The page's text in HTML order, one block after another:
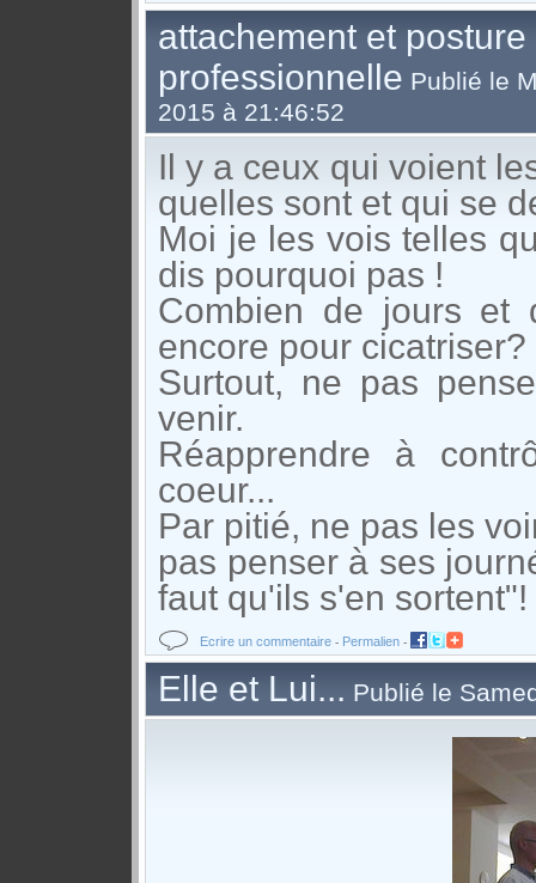
attachement et posture
professionnelle Publié le
2015 à 21:46:52
Il y a ceux qui voient
quelles sont et qui se
Moi je les vois telles
dis pourquoi pas !
Combien de jours et
encore pour cicatriser?
Surtout, ne pas
venir.
Réapprendre à
coeur...
Par pitié, ne pas les
pas penser à ses
faut qu'ils s'en sortent"!
Ecrire un commentaire - Permalien -
Elle et Lui... Publié le